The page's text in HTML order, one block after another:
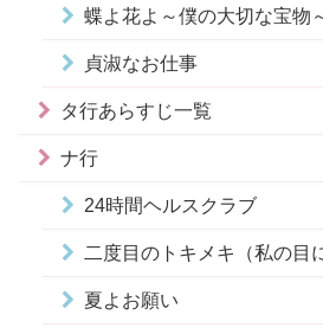
蝶よ花よ～僕の大切な宝物
貞淑なお仕事
タ行あらすじ一覧
ナ行
24時間ヘルスクラブ
二度目のトキメキ（私の目
夏よお願い